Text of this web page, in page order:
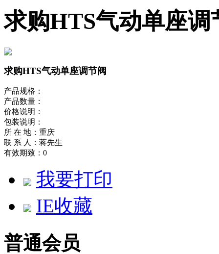
求购HTS气动单座调
求购HTS气动单座调节阀
产品规格：
产品数量：
价格说明：
包装说明：
所 在 地：重庆
联 系 人：蒋先生
有效期致：0
我要打印
IE收藏
普通会员